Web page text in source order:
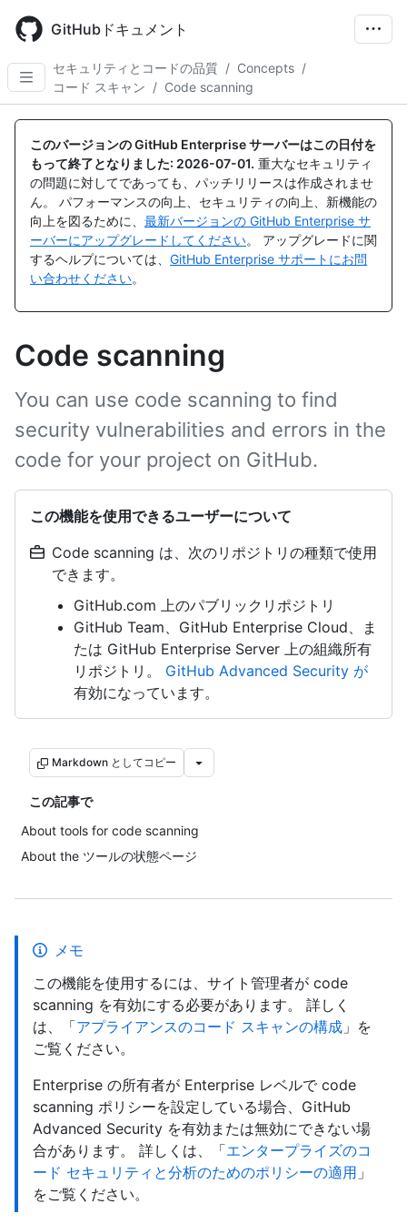
main
content
GitHubドキュメント
セキュリティとコードの品質 / Concepts /
コード スキャン / Code scanning
このバージョンの GitHub Enterprise サーバーはこの日付を
もって終了となりました: 2026-07-01. 重大なセキュリティ
の問題に対してであっても、パッチリリースは作成されませ
ん。 パフォーマンスの向上、セキュリティの向上、新機能の
向上を図るために、 最新バージョンの GitHub Enterprise サ
ーバーにアップグレードしてください。 アップグレードに関
するヘルプについては、 GitHub Enterprise サポートにお問
い合わせください。
Code scanning
You can use code scanning to find
security vulnerabilities and errors in the
code for your project on GitHub.
この機能を使用できるユーザーについて
Code scanning は、次のリポジトリの種類で使用
できます。
GitHub.com 上のパブリックリポジトリ
GitHub Team、GitHub Enterprise Cloud、ま
たは GitHub Enterprise Server 上の組織所有
リポジトリ。 GitHub Advanced Security が
有効になっています。
Markdown としてコピー
この記事で
About tools for code scanning
About the ツールの状態ページ
メモ
この機能を使用するには、サイト管理者が code
scanning を有効にする必要があります。 詳しく
は、「アプライアンスのコード スキャンの構成 」を
ご覧ください。
Enterprise の所有者が Enterprise レベルで code
scanning ポリシーを設定している場合、GitHub
Advanced Security を有効または無効にできない場
合があります。 詳しくは、「エンタープライズのコ
ード セキュリティと分析のためのポリシーの適用 」
をご覧ください。